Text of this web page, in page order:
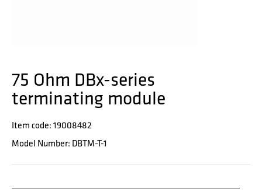
75 Ohm DBx-series
terminating module
Item code: 19008482
Model Number: DBTM-T-1